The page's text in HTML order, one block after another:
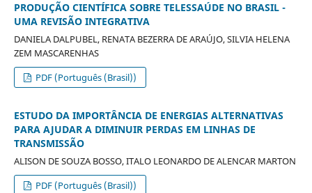
PRODUÇÃO CIENTÍFICA SOBRE TELESSAÚDE NO BRASIL -
UMA REVISÃO INTEGRATIVA
DANIELA DALPUBEL, RENATA BEZERRA DE ARAÚJO, SILVIA HELENA
ZEM MASCARENHAS
PDF (Português (Brasil))
ESTUDO DA IMPORTÂNCIA DE ENERGIAS ALTERNATIVAS
PARA AJUDAR A DIMINUIR PERDAS EM LINHAS DE
TRANSMISSÃO
ALISON DE SOUZA BOSSO, ITALO LEONARDO DE ALENCAR MARTON
PDF (Português (Brasil))